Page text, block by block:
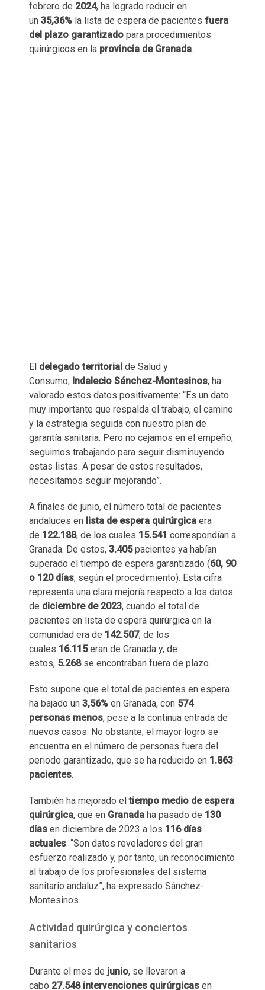
febrero de 2024, ha logrado reducir en
un 35,36% la lista de espera de pacientes fuera
del plazo garantizado para procedimientos
quirúrgicos en la provincia de Granada.
El delegado territorial de Salud y
Consumo, Indalecio Sánchez-Montesinos, ha
valorado estos datos positivamente: “Es un dato
muy importante que respalda el trabajo, el camino
y la estrategia seguida con nuestro plan de
garantía sanitaria. Pero no cejamos en el empeño,
seguimos trabajando para seguir disminuyendo
estas listas. A pesar de estos resultados,
necesitamos seguir mejorando”.
A finales de junio, el número total de pacientes
andaluces en lista de espera quirúrgica era
de 122.188, de los cuales 15.541 correspondían a
Granada. De estos, 3.405pacientes ya habían
superado el tiempo de espera garantizado (60, 90
o 120 días, según el procedimiento). Esta cifra
representa una clara mejoría respecto a los datos
de diciembre de 2023, cuando el total de
pacientes en lista de espera quirúrgica en la
comunidad era de 142.507, de los
cuales 16.115eran de Granada y, de
estos, 5.268se encontraban fuera de plazo.
Esto supone que el total de pacientes en espera
ha bajado un 3,56% en Granada, con 574
personas menos, pese a la continua entrada de
nuevos casos. No obstante, el mayor logro se
encuentra en el número de personas fuera del
periodo garantizado, que se ha reducido en 1.863
pacientes.
También ha mejorado eltiempo medio de espera
quirúrgica, que en Granada ha pasado de 130
días en diciembre de 2023 a los 116 días
actuales. “Son datos reveladores del gran
esfuerzo realizado y, por tanto, un reconocimiento
al trabajo de los profesionales del sistema
sanitario andaluz”, ha expresado Sánchez-
Montesinos.
Actividad quirúrgica y conciertos
sanitarios
Durante el mes de junio, se llevaron a
cabo 27.548 intervenciones quirúrgicas en